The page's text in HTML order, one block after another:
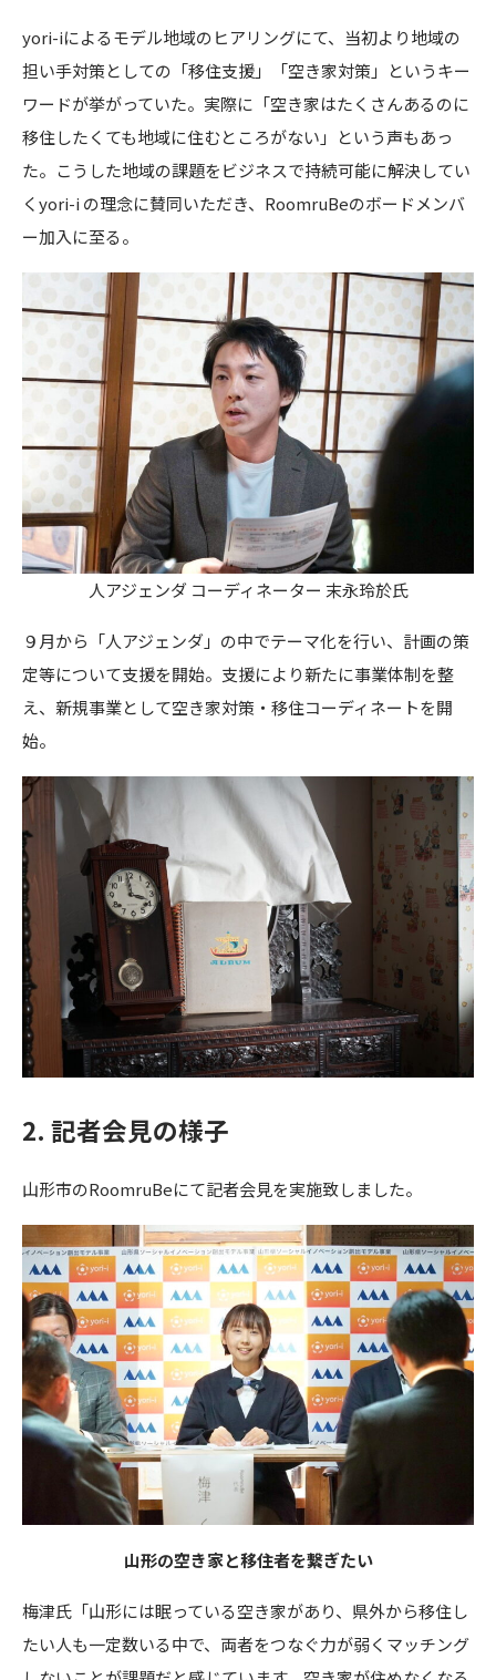
yori-iによるモデル地域のヒアリングにて、当初より地域の
担い手対策としての「移住支援」「空き家対策」というキー
ワードが挙がっていた。実際に「空き家はたくさんあるのに
移住したくても地域に住むところがない」という声もあっ
た。こうした地域の課題をビジネスで持続可能に解決してい
くyori-i の理念に賛同いただき、RoomruBeのボードメンバ
ー加入に至る。
人アジェンダ コーディネーター 末永玲於氏
９月から「人アジェンダ」の中でテーマ化を⾏い、計画の策
定等について⽀援を開始。支援により新たに事業体制を整
え、新規事業として空き家対策・移住コーディネートを開
始。
2. 記者会見の様子
山形市のRoomruBeにて記者会見を実施致しました。
山形の空き家と移住者を繋ぎたい
梅津氏「山形には眠っている空き家があり、県外から移住し
たい人も一定数いる中で、両者をつなぐ力が弱くマッチング